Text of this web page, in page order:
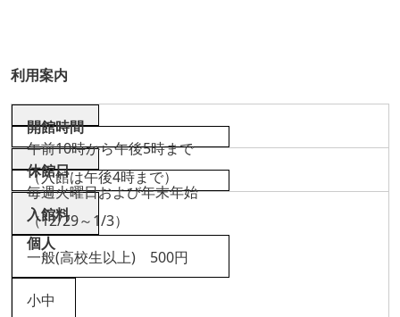
利用案内
開館時間
午前10時から午後5時まで
（入館は午後4時まで）
休館日
毎週火曜日および年末年始
（12/29～1/3）
入館料
個人
一般(高校生以上) 500円
小中